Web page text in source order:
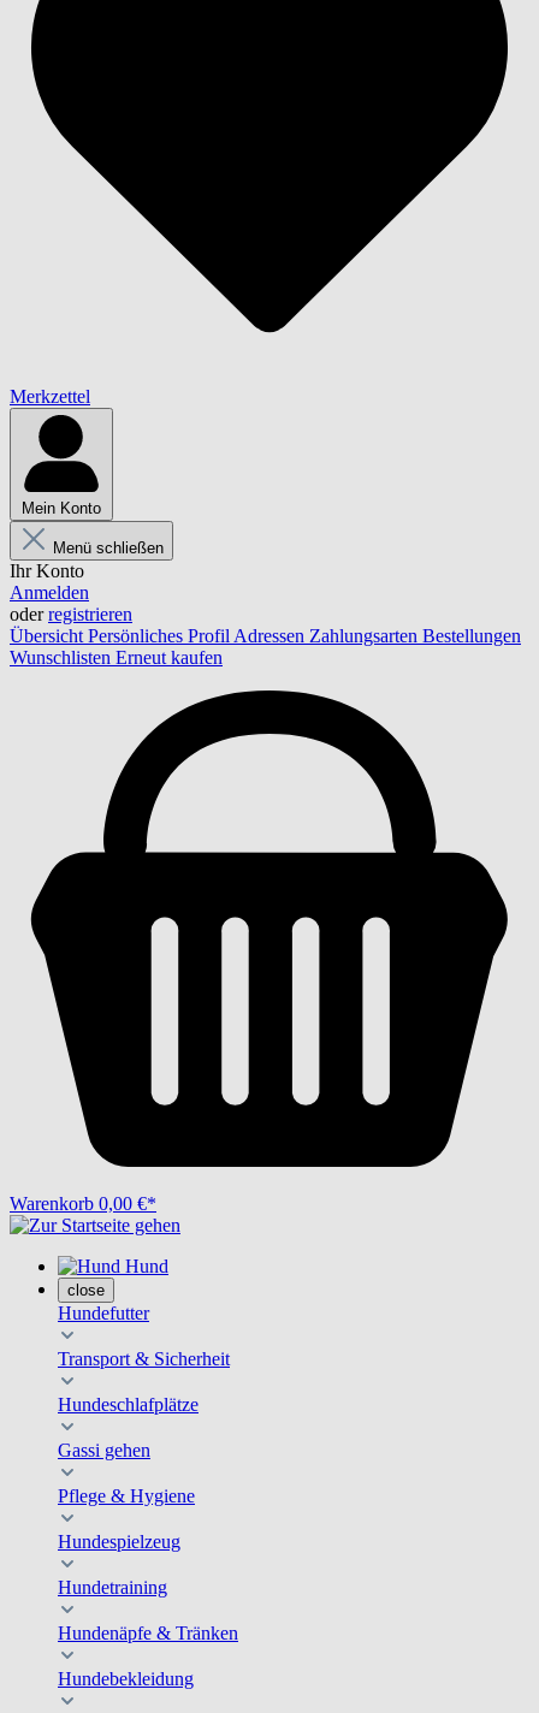
Merkzettel
Mein Konto
Menü schließen
Ihr Konto
Anmelden
oderregistrieren
Übersicht Persönliches Profil Adressen Zahlungsarten Bestellungen
Wunschlisten Erneut kaufen
Warenkorb 0,00 €*
Hund
close
Hundefutter
Transport & Sicherheit
Hundeschlafplätze
Gassi gehen
Pflege & Hygiene
Hundespielzeug
Hundetraining
Hundenäpfe & Tränken
Hundebekleidung